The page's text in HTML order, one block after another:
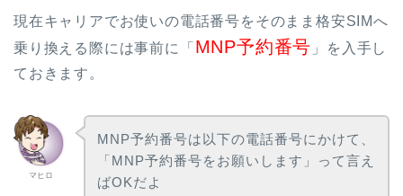
現在キャリアでお使いの電話番号をそのまま格安SIMへ
乗り換える際には事前に「 MNP予約番号 」を入手し
ておきます。
マヒロ
MNP予約番号は以下の電話番号にかけて、
「MNP予約番号をお願いします」って言え
ばOKだよ